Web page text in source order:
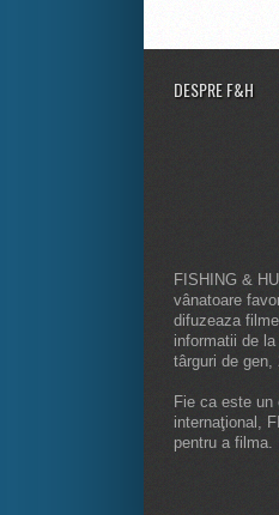
DESPRE F&H
FISHING &
vânatoare
difuzeaza
informatii de
târguri de gen,
Fie ca este un
internaţional,
pentru a filma.